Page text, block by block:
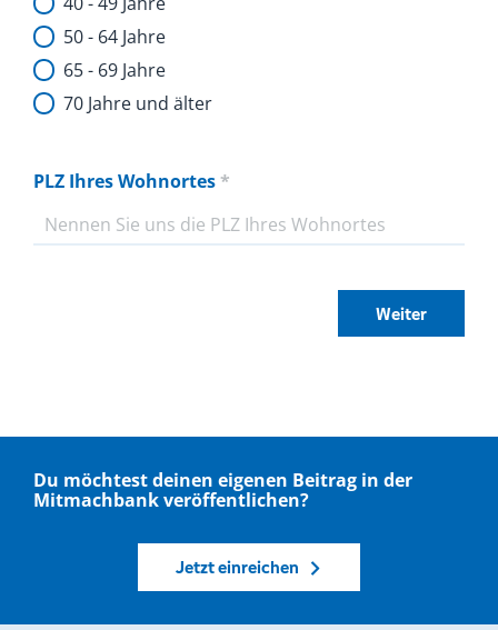
50 - 64 Jahre
65 - 69 Jahre
70 Jahre und älter
PLZ Ihres Wohnortes*
Du möchtest deinen eigenen Beitrag in der
Mitmachbank veröffentlichen?
Jetzt einreichen